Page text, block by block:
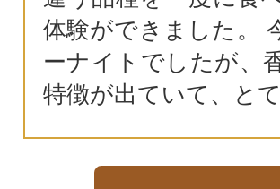
体験ができました。
ーナイトでしたが、
特徴が出ていて、と